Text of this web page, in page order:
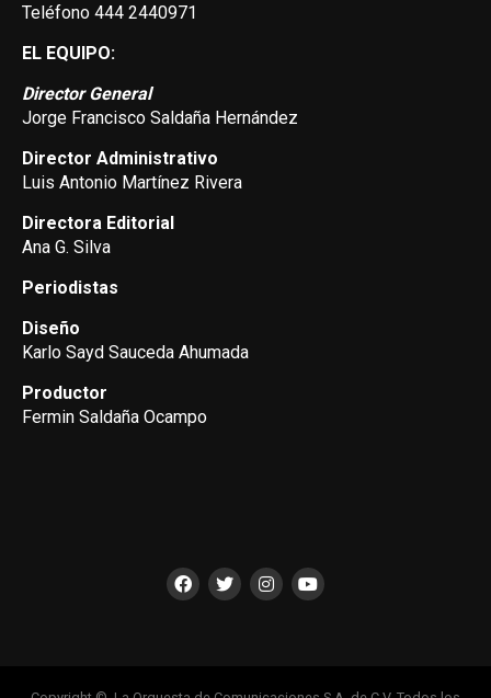
Teléfono 444 2440971
EL EQUIPO:
Director General
Jorge Francisco Saldaña Hernández
Director Administrativo
Luis Antonio Martínez Rivera
Directora Editorial
Ana G. Silva
Periodistas
Diseño
Karlo Sayd Sauceda Ahumada
Productor
Fermin Saldaña Ocampo